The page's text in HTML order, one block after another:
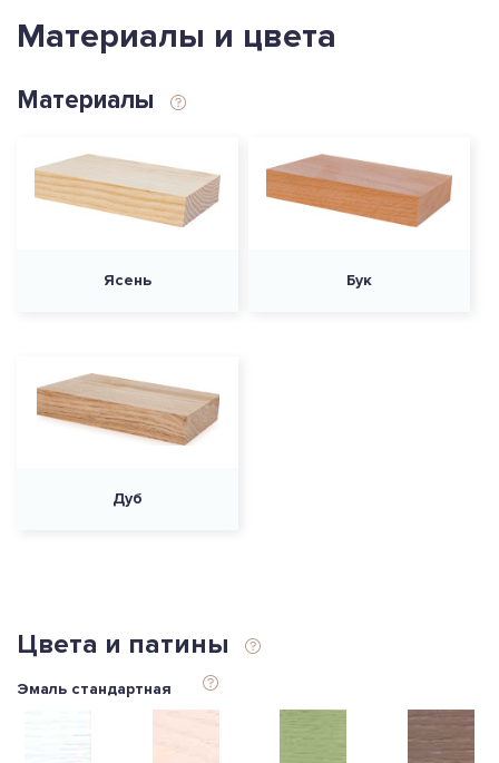
Материалы и цвета
Материалы
Ясень Бук
Дуб
Цвета и патины
Эмаль стандартная